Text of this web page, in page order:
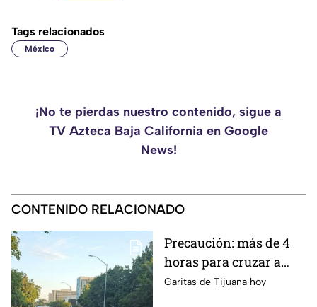
Tags relacionados
México
¡No te pierdas nuestro contenido, sigue a
TV Azteca Baja California en Google
News!
CONTENIDO RELACIONADO
Precaución: más de 4
horas para cruzar a
Estados Unidos por las
Garitas de Tijuana hoy